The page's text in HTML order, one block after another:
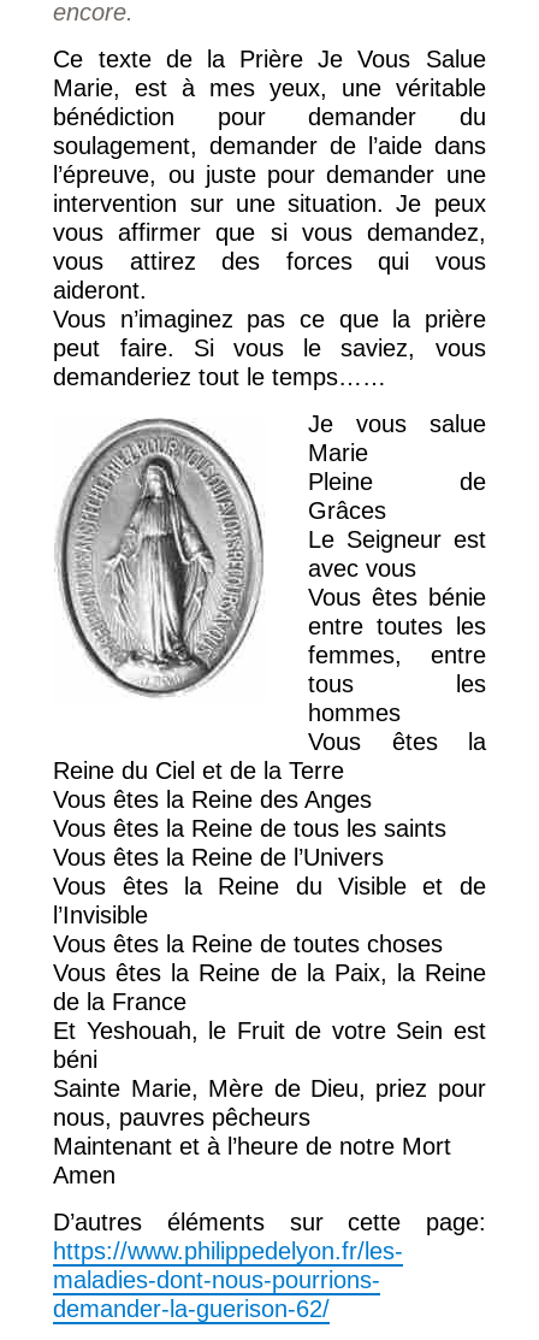
encore.
Ce texte de la Prière Je Vous Salue
Marie, est à mes yeux, une véritable
bénédiction pour demander du
soulagement, demander de l’aide dans
l’épreuve, ou juste pour demander une
intervention sur une situation. Je peux
vous affirmer que si vous demandez,
vous attirez des forces qui vous
aideront.
Vous n’imaginez pas ce que la prière
peut faire. Si vous le saviez, vous
demanderiez tout le temps……
Je vous salue
Marie
Pleine de
Grâces
Le Seigneur est
avec vous
Vous êtes bénie
entre toutes les
femmes, entre
tous les
hommes
Vous êtes la
Reine du Ciel et de la Terre
Vous êtes la Reine des Anges
Vous êtes la Reine de tous les saints
Vous êtes la Reine de l’Univers
Vous êtes la Reine du Visible et de
l’Invisible
Vous êtes la Reine de toutes choses
Vous êtes la Reine de la Paix, la Reine
de la France
Et Yeshouah, le Fruit de votre Sein est
béni
Sainte Marie, Mère de Dieu, priez pour
nous, pauvres pêcheurs
Maintenant et à l’heure de notre Mort
Amen
D’autres éléments sur cette page:
https://www.philippedelyon.fr/les-
maladies-dont-nous-pourrions-
demander-la-guerison-62/